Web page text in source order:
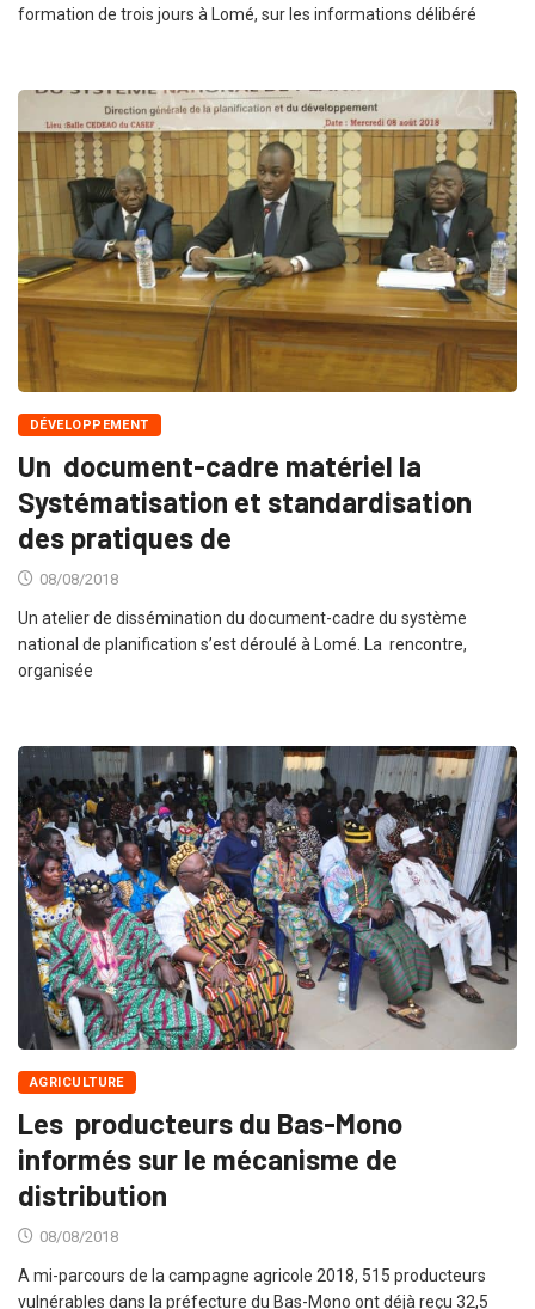
formation de trois jours à Lomé, sur les informations délibéré
DÉVELOPPEMENT
Un document-cadre matériel la
Systématisation et standardisation
des pratiques de
08/08/2018
Un atelier de dissémination du document-cadre du système
national de planification s’est déroulé à Lomé. La rencontre,
organisée
AGRICULTURE
Les producteurs du Bas-Mono
informés sur le mécanisme de
distribution
08/08/2018
A mi-parcours de la campagne agricole 2018, 515 producteurs
vulnérables dans la préfecture du Bas-Mono ont déjà reçu 32,5